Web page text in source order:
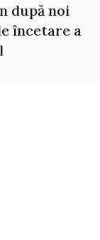
după noi
încetare a